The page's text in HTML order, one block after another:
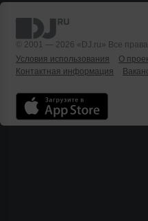
© 2001 — 2026 «DJ.ru» Все
Условия использования
О
Контактная информация